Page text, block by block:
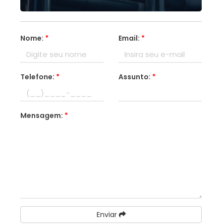
Nome: * Email: *
Telefone: * Assunto: *
Mensagem: *
Enviar